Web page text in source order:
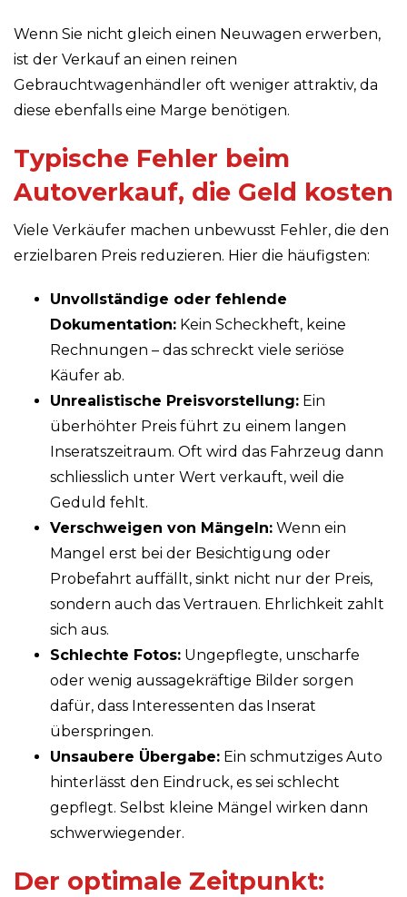
Wenn Sie nicht gleich einen Neuwagen erwerben,
ist der Verkauf an einen reinen
Gebrauchtwagenhändler oft weniger attraktiv, da
diese ebenfalls eine Marge benötigen.
Typische Fehler beim
Autoverkauf, die Geld kosten
Viele Verkäufer machen unbewusst Fehler, die den
erzielbaren Preis reduzieren. Hier die häufigsten:
Unvollständige oder fehlende
Dokumentation: Kein Scheckheft, keine
Rechnungen – das schreckt viele seriöse
Käufer ab.
Unrealistische Preisvorstellung: Ein
überhöhter Preis führt zu einem langen
Inseratszeitraum. Oft wird das Fahrzeug dann
schliesslich unter Wert verkauft, weil die
Geduld fehlt.
Verschweigen von Mängeln: Wenn ein
Mangel erst bei der Besichtigung oder
Probefahrt auffällt, sinkt nicht nur der Preis,
sondern auch das Vertrauen. Ehrlichkeit zahlt
sich aus.
Schlechte Fotos: Ungepflegte, unscharfe
oder wenig aussagekräftige Bilder sorgen
dafür, dass Interessenten das Inserat
überspringen.
Unsaubere Übergabe: Ein schmutziges Auto
hinterlässt den Eindruck, es sei schlecht
gepflegt. Selbst kleine Mängel wirken dann
schwerwiegender.
Der optimale Zeitpunkt: